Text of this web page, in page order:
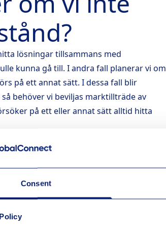
Consent
lösningar tillsammans med
kunna gå till. I andra fall planerar vi om
på ett annat sätt. I dessa fall blir
behöver vi beviljas marktillträde av
på ett eller annat sätt alltid hitta
krävs?
eller andra markarbeten, kan tillstånd
kan innebära att få tillstånd från
eller andra relevanta myndigheter.